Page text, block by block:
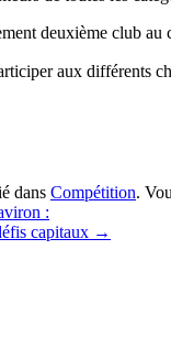
deuxième club
aux différents
dans Compétition.
:
capitaux →